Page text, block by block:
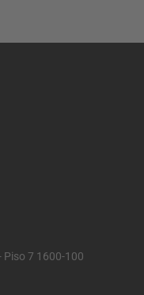
Piso 7 1600-100